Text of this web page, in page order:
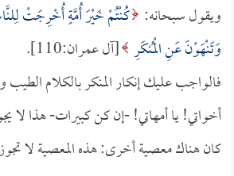
ويقول سبحانه: كُنْتُمْ خَيْرَ أُمَّةٍ أُخْرِجَتْ
وَتَنْهَوْنَ عَنِ الْمُنكَرِ [آل عمران:110].
فالواجب عليك إنكار المنكر بالكلام
أخواتي! يا أمهاتي! -إن كن كبيرات- هذا لا
كان هناك معصية أخرى: هذه المعصية لا